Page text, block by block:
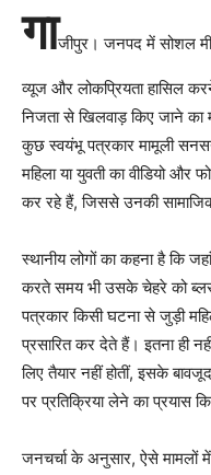
गाजीपुर। जनपद में सोशल
व्यूज और लोकप्रियता हासिल
निजता से खिलवाड़ किए जाने का
कुछ स्वयंभू पत्रकार मामूली
महिला या युवती का वीडियो और
कर रहे हैं, जिससे उनकी सामाजिक
स्थानीय लोगों का कहना है कि
करते समय भी उसके चेहरे को
पत्रकार किसी घटना से जुड़ी
प्रसारित कर देते हैं। इतना ही
लिए तैयार नहीं होतीं, इसके
पर प्रतिक्रिया लेने का प्रयास
जनचर्चा के अनुसार, ऐसे मामलों